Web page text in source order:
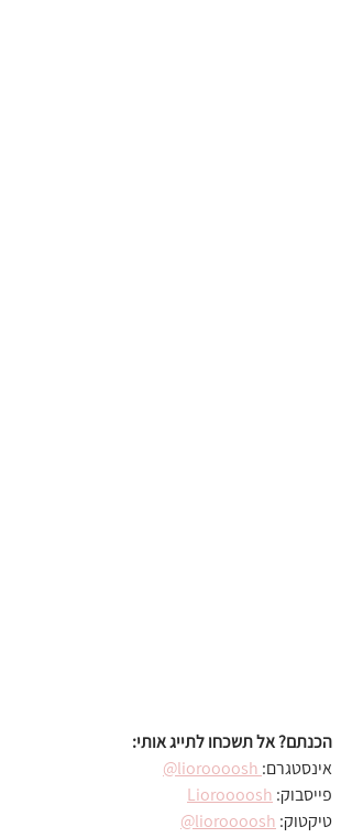
הכנתם? אל תשכחו לתייג אותי:
אינסטגרם:
פייסבוק: Lioroooosh
טיקטוק: lioroooosh@